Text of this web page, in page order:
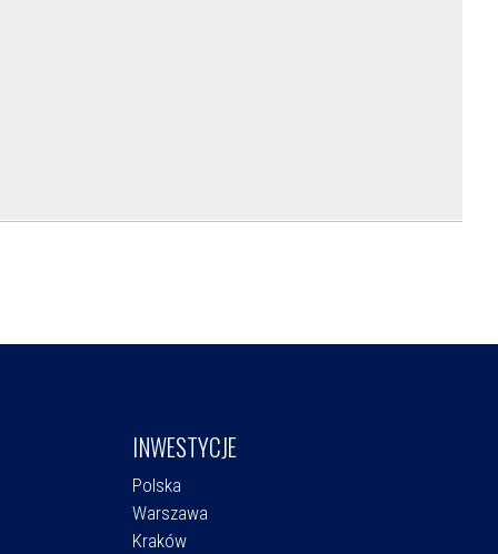
INWESTYCJE
Polska
Warszawa
Kraków